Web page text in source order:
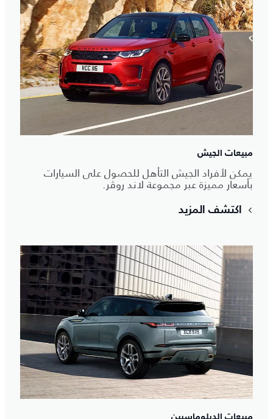
مبيعات الجيش
يمكن لأفراد الجيش التأهل للحصول على السيارات
بأسعار مميزة عبر مجموعة لاند روڤر.
اكتشف المزيد
مبيعات الدبلوماسيين